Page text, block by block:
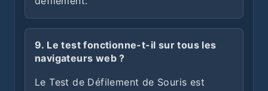
9. Le test fonctionne-t-il sur tous les
navigateurs web ?
Le Test de Défilement de Souris est